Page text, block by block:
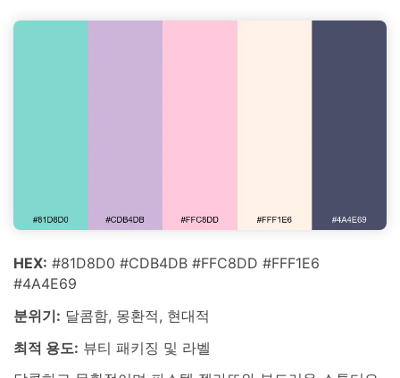
HEX: #81D8D0 #CDB4DB #FFC8DD #FFF1E6
#4A4E69
분위기: 달콤함, 몽환적, 현대적
최적 용도: 뷰티 패키징 및 라벨